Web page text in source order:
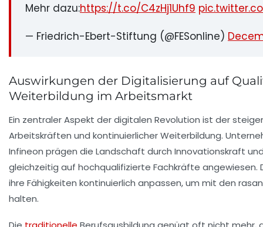
Mehr dazu:https://t.co/C4zHj1Uhf9
— Friedrich-Ebert-Stiftung (@FESonline)
Auswirkungen der Digitalisierung auf
Weiterbildung im Arbeitsmarkt
Ein zentraler Aspekt der digitalen Revolution ist der
Arbeitskräften und kontinuierlicher Weiterbildung.
Infineon prägen die Landschaft durch Innovationskraft
gleichzeitig auf hochqualifizierte Fachkräfte angewiesen.
ihre Fähigkeiten kontinuierlich anpassen, um mit den
halten.